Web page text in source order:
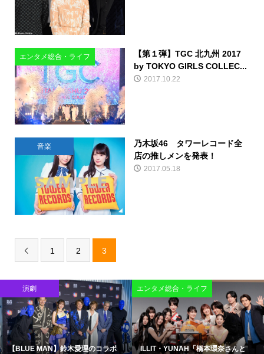
エンタメ総合・ライフ
【第１弾】TGC 北九州 2017
by TOKYO GIRLS COLLEC...
2017.10.22
音楽
乃木坂46 タワーレコード全
店の推しメンを発表！
2017.05.18
 1 2 3
演劇
【BLUE MAN】鈴木愛理のコラボ
エンタメ総合・ライフ
ILLIT・YUNAH「橋本環奈さんと